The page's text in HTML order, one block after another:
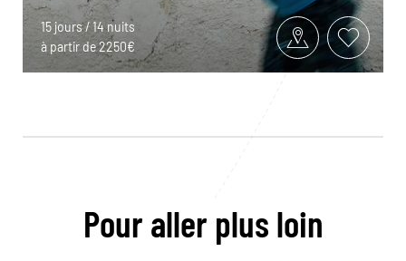
15 jours / 14 nuits
à partir de 2250€
Pour aller plus loin